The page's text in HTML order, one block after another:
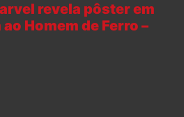
revela pôster em
Homem de Ferro –